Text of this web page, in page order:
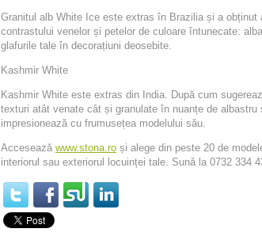
Granitul alb White Ice este extras în Brazilia și a
contrastului venelor și petelor de culoare întunecate:
glafurile tale în decorațiuni deosebite.
Kashmir White
Kashmir White este extras din India. După cum
texturi atât venate cât și granulate în nuanțe de
impresionează cu frumusețea modelului său.
Accesează www.stona.ro și alege din peste 20 de
interiorul sau exteriorul locuinței tale. Sună la 0732 334